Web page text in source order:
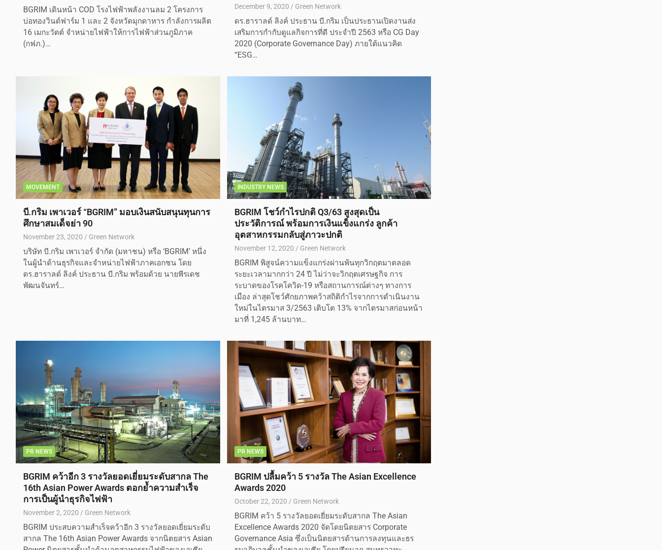
BGRIM เดินหน้า COD โรงไฟฟ้าพลังงานลม 2 โครงการ
บ่อทองวินด์ฟาร์ม 1 และ 2 จังหวัดมุกดาหาร กำลังการผลิต
16 เมกะวัตต์ จำหน่ายไฟฟ้าให้การไฟฟ้าส่วนภูมิภาค
(กฟภ.)…
December 9, 2020 Green Network
ดร.ฮาราลด์ ลิงค์ ประธาน บี.กริม เป็นประธานเปิดงานส่ง
เสริมการกำกับดูแลกิจการที่ดี ประจำปี 2563 หรือ CG Day
2020 (Corporate Governance Day) ภายใต้แนวคิด
“ESG…
MOVEMENT
บี.กริม เพาเวอร์ “BGRIM” มอบเงินสนับสนุนทุนการ
ศึกษาสมเด็จย่า 90
November 23, 2020 Green Network
บริษัท บี.กริม เพาเวอร์ จำกัด (มหาชน) หรือ ‘BGRIM’ หนึ่ง
ในผู้นำด้านธุรกิจและจำหน่ายไฟฟ้าภาคเอกชน โดย
ดร.ฮาราลด์ ลิงค์ ประธาน บี.กริม พร้อมด้วย นายพีรเดช
พัฒนจันทร์…
INDUSTRY NEWS
BGRIM โชว์กำไรปกติ Q3/63 สูงสุดเป็น
ประวัติการณ์ พร้อมการเงินแข็งแกร่ง ลูกค้า
อุตสาหกรรมกลับสู่ภาวะปกติ
November 12, 2020 Green Network
BGRIM พิสูจน์ความแข็งแกร่งผ่านพ้นทุกวิกฤตมาตลอด
ระยะเวลามากกว่า 24 ปี ไม่ว่าจะวิกฤตเศรษฐกิจ การ
ระบาดของโรคโควิด-19 หรือสถานการณ์ต่างๆ ทางการ
เมือง ล่าสุดโชว์ศักยภาพคว้าสถิติกำไรจากการดำเนินงาน
ใหม่ในไตรมาส 3/2563 เติบโต 13% จากไตรมาสก่อนหน้า
มาที่ 1,245 ล้านบาท…
PR NEWS
BGRIM คว้าอีก 3 รางวัลยอดเยี่ยมระดับสากล The
16th Asian Power Awards ตอกย้ำความสำเร็จ
การเป็นผู้นำธุรกิจไฟฟ้า
November 2, 2020 Green Network
BGRIM ประสบความสำเร็จคว้าอีก 3 รางวัลยอดเยี่ยมระดับ
สากล The 16th Asian Power Awards จากนิตยสาร Asian
PR NEWS
BGRIM ปลื้มคว้า 5 รางวัล The Asian Excellence
Awards 2020
October 22, 2020 Green Network
BGRIM คว้า 5 รางวัลยอดเยี่ยมระดับสากล The Asian
Excellence Awards 2020 จัดโดยนิตยสาร Corporate
Governance Asia ซึ่งเป็นนิตยสารด้านการลงทุนและธร